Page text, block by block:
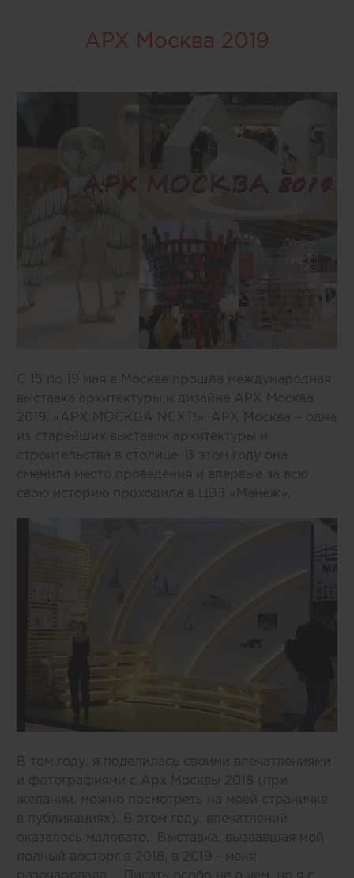
АРХ Москва 2019
С 15 по 19 мая в Москве прошла международная
выставка архитектуры и дизайна АРХ Москва
2019, «АРХ МОСКВА NEXT!». АРХ Москва – одна
из старейших выставок архитектуры и
строительства в столице. В этом году она
сменила место проведения и впервые за всю
свою историю проходила в ЦВЗ «Манеж».
В том году, я поделилась своими впечатлениями
и фотографиями с Арх Москвы 2018 (при
желании, можно посмотреть на моей страничке
в публикациях). В этом году, впечатлений
оказалось маловато. Выставка, вызвавшая мой
полный восторг в 2018, в 2019 - меня
разочаровала... Писать особо не о чем, но я с